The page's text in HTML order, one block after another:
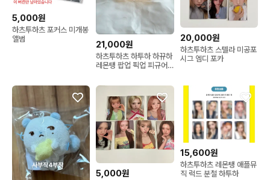
5,000원
하츠투하츠 포커스 미개봉
앨범
21,000원
하츠투하츠 하투하 하뀨하
레몬탱 팝업 픽업 피규어
20,000원
하츠투하츠 스텔라 미공포
시그 엠디 포카
5,000원
15,600원
하츠투하츠 레몬탱 애플뮤
직 럭드 분철 하투하